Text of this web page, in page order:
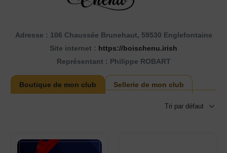
Adresse : 106 Chaussée Brunehaut, 59530 Englefontaine
Site internet : https://boischenu.irish
Représentant : Philippe ROBART
Boutique de mon club Sellerie de mon club